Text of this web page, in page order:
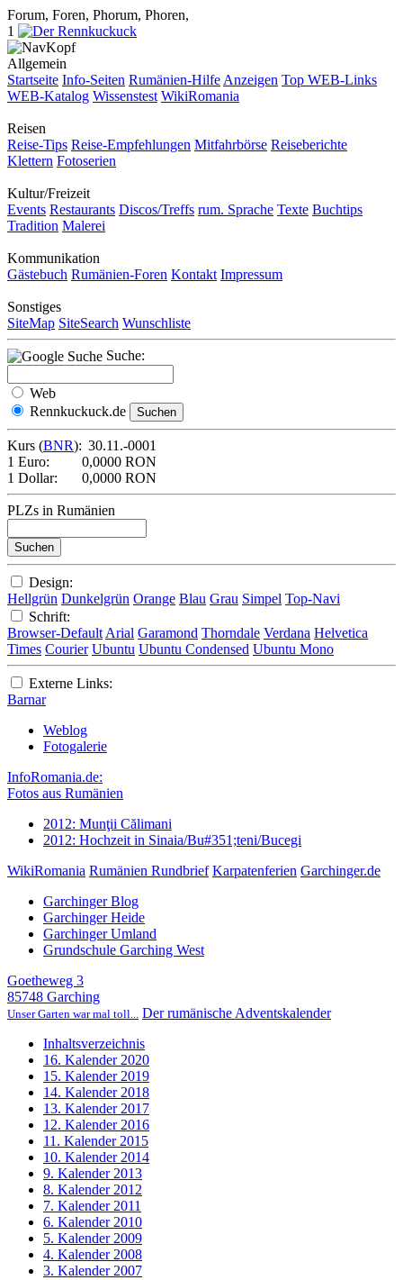
Forum, Foren, Phorum, Phoren,
1
Allgemein
Startseite Info-Seiten Rumänien-Hilfe Anzeigen Top WEB-Links
WEB-Katalog Wissenstest WikiRomania
Reisen
Reise-Tips Reise-Empfehlungen Mitfahrbörse Reiseberichte
Klettern Fotoserien
Kultur/Freizeit
Events Restaurants Discos/Treffs rum. Sprache Texte Buchtips
Tradition Malerei
Kommunikation
Gästebuch Rumänien-Foren Kontakt Impressum
Sonstiges
SiteMap SiteSearch Wunschliste
Suche:
Web
Rennkuckuck.de
Kurs (BNR): 30.11.-0001
1 Euro:
0,0000 RON
1 Dollar:
0,0000 RON
PLZs in Rumänien
Design:
Hellgrün Dunkelgrün Orange Blau Grau Simpel Top-Navi
Schrift:
Browser-Default Arial Garamond Thorndale Verdana Helvetica
Times Courier Ubuntu Ubuntu Condensed Ubuntu Mono
Externe Links:
Barnar
Weblog
Fotogalerie
InfoRomania.de:
Fotos aus Rumänien
2012: Munţii Călimani
2012: Hochzeit in Sinaia/Bu#351;teni/Bucegi
WikiRomania Rumänien Rundbrief Karpatenferien Garchinger.de
Garchinger Blog
Garchinger Heide
Garchinger Umland
Grundschule Garching West
Goetheweg 3
85748 Garching
Unser Garten war mal toll... Der rumänische Adventskalender
Inhaltsverzeichnis
16. Kalender 2020
15. Kalender 2019
14. Kalender 2018
13. Kalender 2017
12. Kalender 2016
11. Kalender 2015
10. Kalender 2014
9. Kalender 2013
8. Kalender 2012
7. Kalender 2011
6. Kalender 2010
5. Kalender 2009
4. Kalender 2008
3. Kalender 2007